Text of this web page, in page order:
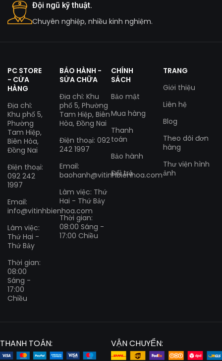
Đội ngũ kỹ thuật.
Chuyên nghiệp, nhiều kinh nghiệm.
PC STORE
- CỬA
HÀNG
Địa chỉ:
Khu phố 5,
Phường
Tam Hiệp,
Biên Hòa,
Đồng Nai
Điện thoại:
092 242
1997
Email:
info@vitinhbienhoa.com
Làm việc:
Thứ Hai -
Thứ Bảy
Thời gian:
08:00
Sáng -
17:00
Chiều
BẢO HÀNH -
SỬA CHỮA
Địa chỉ: Khu
phố 5, Phường
Tam Hiệp, Biên
Hòa, Đồng Nai
Điện thoại: 092
242 1997
Email:
baohanh@vitinhbienhoa.com
Làm việc: Thứ
Hai - Thứ Bảy
Thời gian:
08:00 Sáng -
17:00 Chiều
CHÍNH
SÁCH
Bảo mật
Mua hàng
Thanh
toán
Bảo hành
Đổi trả
TRANG
Giới thiệu
Liên hệ
Blog
Theo dõi đơn
hàng
Thư viện hình
ảnh
THANH TOÁN: VẬN CHUYỂN: